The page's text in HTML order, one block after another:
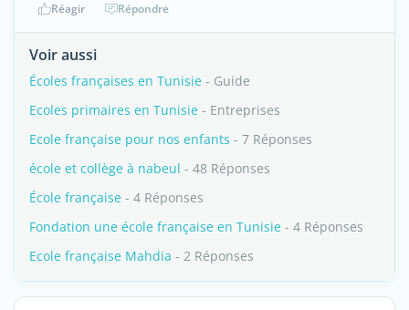
Réagir Répondre
Voir aussi
Écoles françaises en Tunisie - Guide
Ecoles primaires en Tunisie - Entreprises
Ecole française pour nos enfants - 7 Réponses
école et collège à nabeul - 48 Réponses
École française - 4 Réponses
Fondation une école française en Tunisie - 4 Réponses
Ecole française Mahdia - 2 Réponses